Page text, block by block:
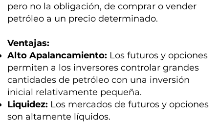
pero no la obligación, de comprar o vender
petróleo a un precio determinado.
Ventajas:
Alto Apalancamiento: Los futuros y opciones
permiten a los inversores controlar grandes
cantidades de petróleo con una inversión
inicial relativamente pequeña.
Liquidez: Los mercados de futuros y opciones
son altamente líquidos.